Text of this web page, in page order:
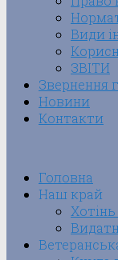
Види
ЗВІТИ
Звернення
Новини
Контакти
Головна
Наш край